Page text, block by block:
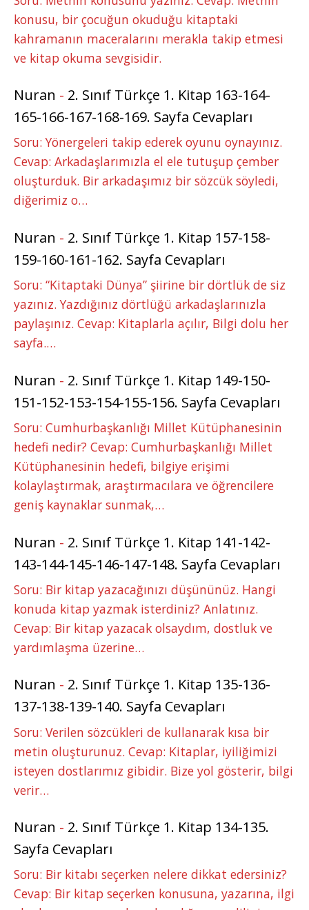
konusu, bir çocuğun okuduğu kitaptaki
kahramanın maceralarını merakla takip etmesi
ve kitap okuma sevgisidir.
Nuran - 2. Sınıf Türkçe 1. Kitap 163-164-
165-166-167-168-169. Sayfa Cevapları
Soru: Yönergeleri takip ederek oyunu oynayınız.
Cevap: Arkadaşlarımızla el ele tutuşup çember
oluşturduk. Bir arkadaşımız bir sözcük söyledi,
diğerimiz o…
Nuran - 2. Sınıf Türkçe 1. Kitap 157-158-
159-160-161-162. Sayfa Cevapları
Soru: “Kitaptaki Dünya” şiirine bir dörtlük de siz
yazınız. Yazdığınız dörtlüğü arkadaşlarınızla
paylaşınız. Cevap: Kitaplarla açılır, Bilgi dolu her
sayfa.…
Nuran - 2. Sınıf Türkçe 1. Kitap 149-150-
151-152-153-154-155-156. Sayfa Cevapları
Soru: Cumhurbaşkanlığı Millet Kütüphanesinin
hedefi nedir? Cevap: Cumhurbaşkanlığı Millet
Kütüphanesinin hedefi, bilgiye erişimi
kolaylaştırmak, araştırmacılara ve öğrencilere
geniş kaynaklar sunmak,…
Nuran - 2. Sınıf Türkçe 1. Kitap 141-142-
143-144-145-146-147-148. Sayfa Cevapları
Soru: Bir kitap yazacağınızı düşününüz. Hangi
konuda kitap yazmak isterdiniz? Anlatınız.
Cevap: Bir kitap yazacak olsaydım, dostluk ve
yardımlaşma üzerine…
Nuran - 2. Sınıf Türkçe 1. Kitap 135-136-
137-138-139-140. Sayfa Cevapları
Soru: Verilen sözcükleri de kullanarak kısa bir
metin oluşturunuz. Cevap: Kitaplar, iyiliğimizi
isteyen dostlarımız gibidir. Bize yol gösterir, bilgi
verir…
Nuran - 2. Sınıf Türkçe 1. Kitap 134-135.
Sayfa Cevapları
Soru: Bir kitabı seçerken nelere dikkat edersiniz?
Cevap: Bir kitap seçerken konusuna, yazarına, ilgi